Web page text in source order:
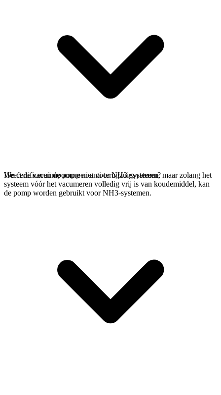
We certificeren de pomp niet voor NH3-systemen, maar zolang het
systeem vóór het vacumeren volledig vrij is van koudemiddel, kan
de pomp worden gebruikt voor NH3-systemen.
Heeft de vacuümpomp een anti-terugzuigsysteem?